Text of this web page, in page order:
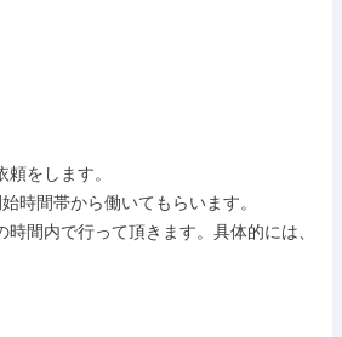
をします。
時間帯から働いてもらいます。
間内で行って頂きます。具体的には、